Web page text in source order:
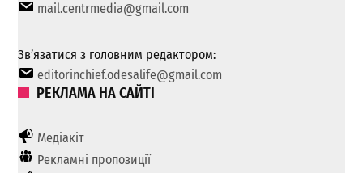
mail.centrmedia@gmail.com
Зв’язатися з головним редактором:
editorinchief.odesalife@gmail.com
РЕКЛАМА НА САЙТІ
Медіакіт
Рекламні пропозиції